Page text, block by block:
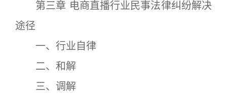
第三章 电商直播行业民事法律纠纷解决
途径
一、行业自律
二、和解
三、调解